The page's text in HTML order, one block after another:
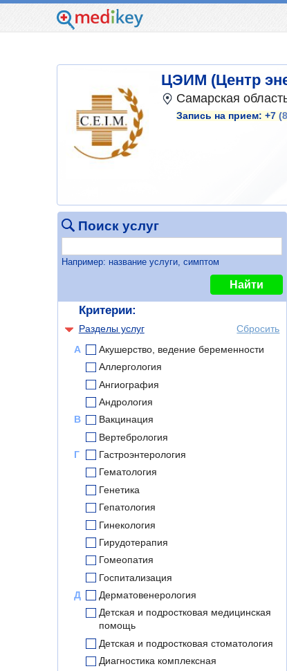
ЦЭИМ (Центр
Самарская
Запись на прием: +7
Поиск услуг
Например: название услуги, симптом
Найти
Критерии:
Разделы услуг
Сбросить
А
Акушерство, ведение беременности
Аллергология
Ангиография
Андрология
В
Вакцинация
Вертебрология
Г
Гастроэнтерология
Гематология
Генетика
Гепатология
Гинекология
Гирудотерапия
Гомеопатия
Госпитализация
Д
Дерматовенерология
Детская и подростковая медицинская
помощь
Детская и подростковая стоматология
Диагностика комплексная